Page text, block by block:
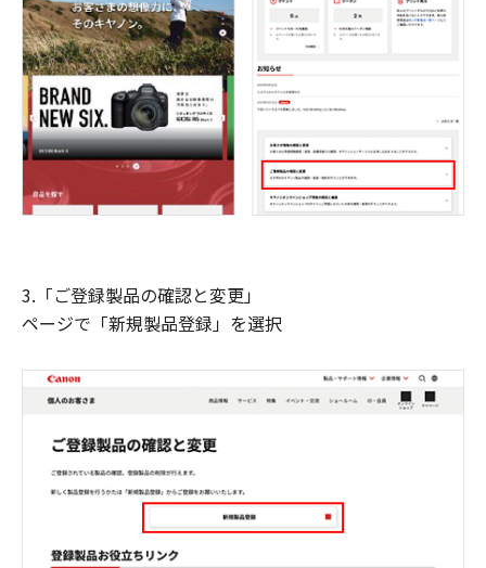
3.「ご登録製品の確認と変更」
ページで「新規製品登録」を選択